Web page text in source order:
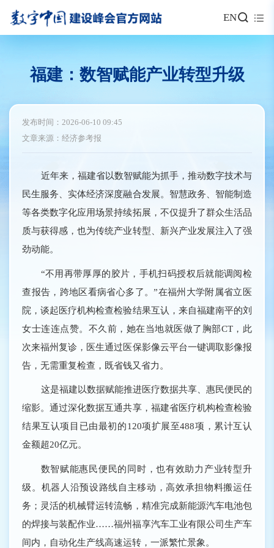
EN
福建：数智赋能产业转型升级
发布时间：2026-06-10 09:45
文章来源：经济参考报
近年来，福建省以数智赋能为抓手，推动数字技术与
民生服务、实体经济深度融合发展。智慧政务、智能制造
等各类数字化应用场景持续拓展，不仅提升了群众生活品
质与获得感，也为传统产业转型、新兴产业发展注入了强
劲动能。
“不用再带厚厚的胶片，手机扫码授权后就能调阅检
查报告，跨地区看病省心多了。”在福州大学附属省立医
院，谈起医疗机构检查检验结果互认，来自福建南平的刘
女士连连点赞。不久前，她在当地就医做了胸部CT，此
次来福州复诊，医生通过医保影像云平台一键调取影像报
告，无需重复检查，既省钱又省力。
这是福建以数据赋能推进医疗数据共享、惠民便民的
缩影。通过深化数据互通共享，福建省医疗机构检查检验
结果互认项目已由最初的120项扩展至488项，累计互认
金额超20亿元。
数智赋能惠民便民的同时，也有效助力产业转型升
级。机器人沿预设路线自主移动，高效承担物料搬运任
务；灵活的机械臂运转流畅，精准完成新能源汽车电池包
的焊接与装配作业……福州福享汽车工业有限公司生产车
间内，自动化生产线高速运转，一派繁忙景象。